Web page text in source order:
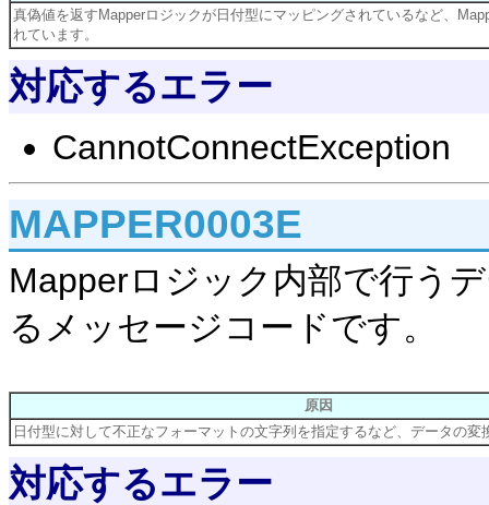
真偽値を返すMapperロジックが日付型にマッピングされているなど、
れています。
対応するエラー
CannotConnectException
MAPPER0003E
Mapperロジック内部で行う
るメッセージコードです。
原因
日付型に対して不正なフォーマットの文字列を指定するなど、データの変
対応するエラー